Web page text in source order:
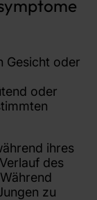
Gesicht oder
oder
ihres
des
zu